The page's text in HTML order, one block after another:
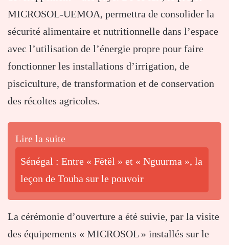
MICROSOL-UEMOA, permettra de consolider la
sécurité alimentaire et nutritionnelle dans l’espace
avec l’utilisation de l’énergie propre pour faire
fonctionner les installations d’irrigation, de
pisciculture, de transformation et de conservation
des récoltes agricoles.
Lire la suite
Sénégal : Entre « Fëtël » et « Nguurma », la
leçon de Touba sur le pouvoir
La cérémonie d’ouverture a été suivie, par la visite
des équipements « MICROSOL » installés sur le